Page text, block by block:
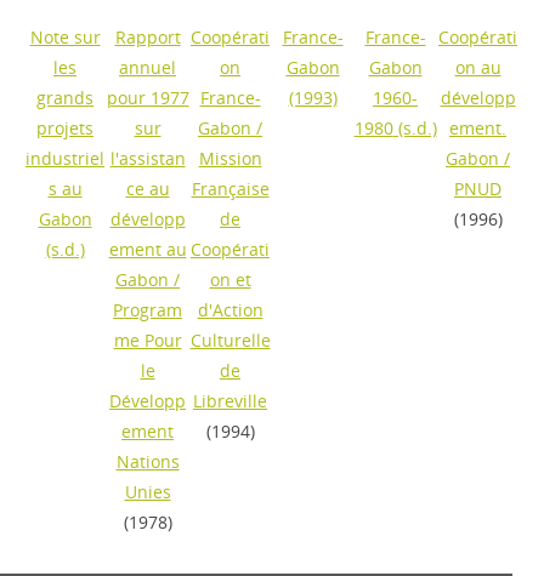
Note sur
les
grands
projets
industriel
s au
Gabon
(s.d.)
Rapport
annuel
pour 1977
sur
l'assistan
ce au
développ
ement au
Gabon /
Program
me Pour
le
Développ
ement
Nations
Unies
(1978)
Coopérati
on
France-
Gabon /
Mission
Française
de
Coopérati
on et
d'Action
Culturelle
de
Libreville
(1994)
France-
Gabon
(1993)
France-
Gabon
1960-
1980(s.d.)
Coopérati
on au
développ
ement.
Gabon /
PNUD
(1996)